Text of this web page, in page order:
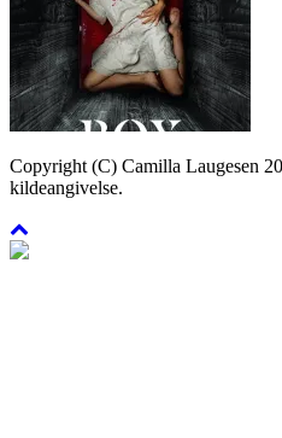
Copyright (C) Camilla Laugesen
kildeangivelse.